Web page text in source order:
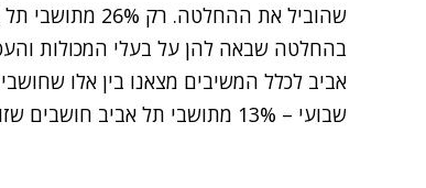
בהחלטה שבאה להן על בעלי המכולות
אביב לכלל המשיבים מצאנו בין אלו
שבועי – 13% מתושבי תל אביב חושבים שזו הסיבה, לעומת 24% מכלל המשיבים.